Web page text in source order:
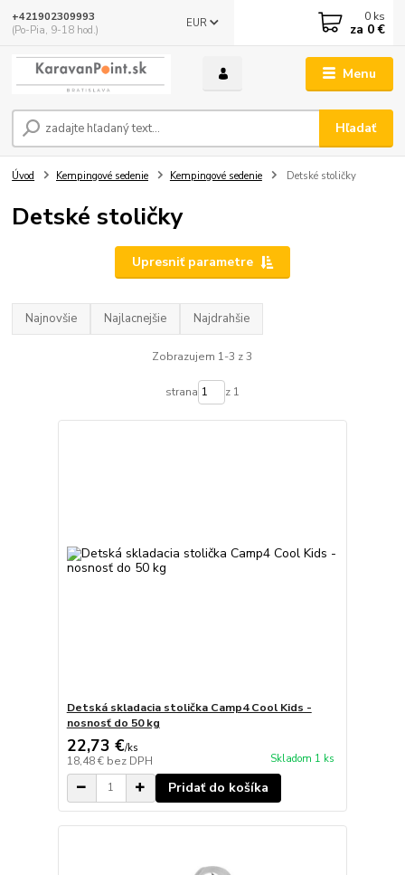
Menu
EUR
Hľadať
+421902309993
(Po-Pia, 9-18 hod.)
0 ks
za 0 €
Úvod Kempingové sedenie Kempingové sedenie Detské stoličky
Detské stoličky
Upresniť parametre
Najnovšie Najlacnejšie Najdrahšie
Zobrazujem 1-3 z 3
strana z 1
Detská skladacia stolička Camp4 Cool Kids -
nosnosť do 50 kg
22,73 €/ks
18,48 € bez DPH Skladom 1 ks
Pridať do košíka